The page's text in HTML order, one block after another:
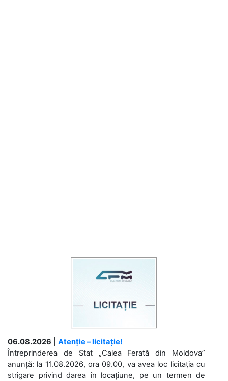
06.08.2026
Atenție – licitație!
Întreprinderea de Stat „Calea Ferată din Moldova”
anunță: la 11.08.2026, ora 09.00, va avea loc licitaţia cu
strigare privind darea în locațiune, pe un termen de